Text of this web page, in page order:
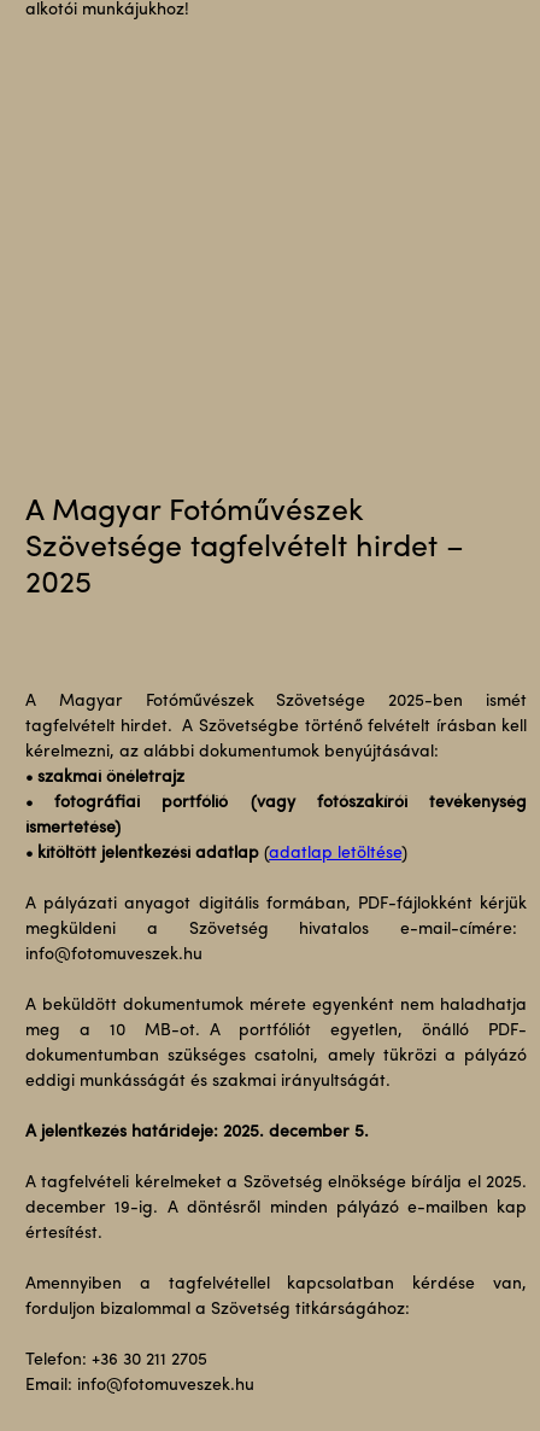
alkotói munkájukhoz!
A Magyar Fotóművészek
Szövetsége tagfelvételt hirdet –
2025
A Magyar Fotóművészek Szövetsége 2025-ben ismét
tagfelvételt hirdet. A Szövetségbe történő felvételt írásban kell
kérelmezni, az alábbi dokumentumok benyújtásával:
• szakmai önéletrajz
• fotográfiai portfólió (vagy fotószakírói tevékenység
ismertetése)
• kitöltött jelentkezési adatlap(adatlap letöltése)
A pályázati anyagot digitális formában, PDF-fájlokként kérjük
megküldeni a Szövetség hivatalos e-mail-címére:
info@fotomuveszek.hu
A beküldött dokumentumok mérete egyenként nem haladhatja
meg a 10 MB-ot. A portfóliót egyetlen, önálló PDF-
dokumentumban szükséges csatolni, amely tükrözi a pályázó
eddigi munkásságát és szakmai irányultságát.
A jelentkezés határideje: 2025. december 5.
A tagfelvételi kérelmeket a Szövetség elnöksége bírálja el 2025.
december 19-ig. A döntésről minden pályázó e-mailben kap
értesítést.
Amennyiben a tagfelvétellel kapcsolatban kérdése van,
forduljon bizalommal a Szövetség titkárságához:
Telefon: +36 30 211 2705
Email: info@fotomuveszek.hu